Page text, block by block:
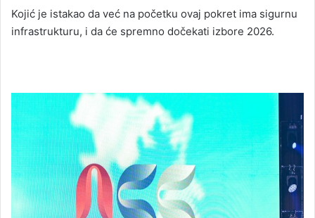
Kojić je istakao da već na početku ovaj pokret ima sigurnu
infrastrukturu, i da će spremno dočekati izbore 2026.